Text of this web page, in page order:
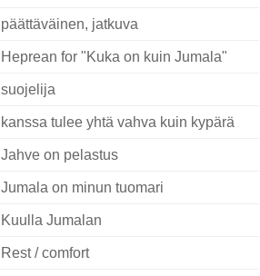
päättäväinen, jatkuva
Heprean for "Kuka on kuin Jumala"
suojelija
kanssa tulee yhtä vahva kuin kypärä
Jahve on pelastus
Jumala on minun tuomari
Kuulla Jumalan
Rest / comfort